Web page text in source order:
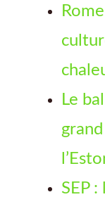
Le
SEP :